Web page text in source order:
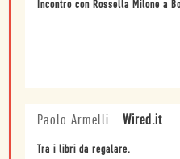
Incontro con Rossella Milone a
Paolo Armelli - Wired.it
Tra i libri da regalare.